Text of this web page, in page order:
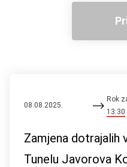
08.08.2025.
Rok
13:30
Zamjena dotrajalih
Tunelu Javorova